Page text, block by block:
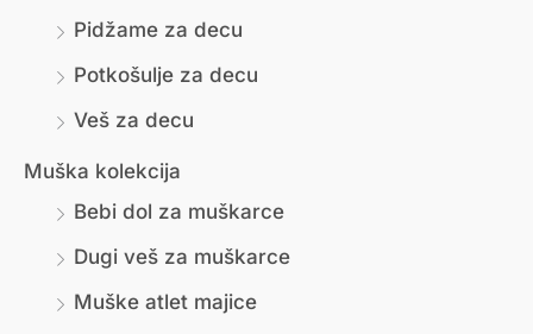
Pidžame za decu
Potkošulje za decu
Veš za decu
Muška kolekcija
Bebi dol za muškarce
Dugi veš za muškarce
Muške atlet majice